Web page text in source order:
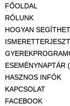
FŐOLDAL
RÓLUNK
HOGYAN
ESEMÉNYNAPTÁR
HASZNOS INFÓK
KAPCSOLAT
FACEBOOK